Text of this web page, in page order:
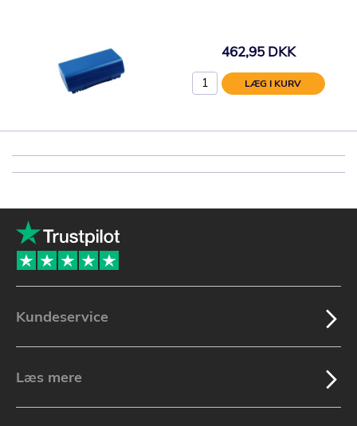
462,95 DKK
LÆG I KURV
Kundeservice
Læs mere